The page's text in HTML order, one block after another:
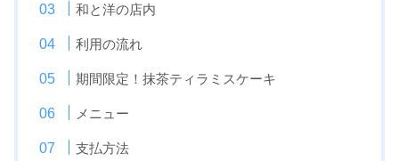
和と洋の店内
利用の流れ
期間限定！抹茶ティラミスケーキ
メニュー
支払方法